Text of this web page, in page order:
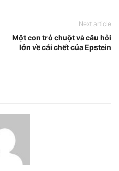
Next article
Một con trỏ chuột và câu hỏi
lớn về cái chết của Epstein